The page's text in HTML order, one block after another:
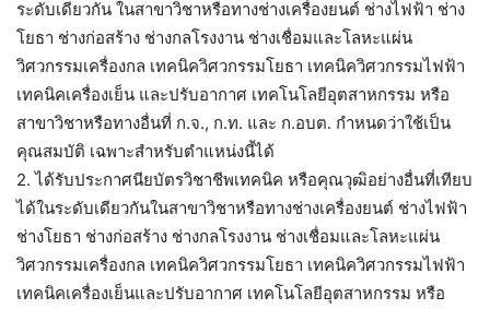
ระดับเดียวกัน ในสาขาวิชาหรือทางช่างเครื่องยนต์ ช่างไฟฟ้า ช่าง
โยธา ช่างก่อสร้าง ช่างกลโรงงาน ช่างเชื่อมและโลหะแผ่น
วิศวกรรมเครื่องกล เทคนิควิศวกรรมโยธา เทคนิควิศวกรรมไฟฟ้า
เทคนิคเครื่องเย็น และปรับอากาศ เทคโนโลยีอุตสาหกรรม หรือ
สาขาวิชาหรือทางอื่นที่ ก.จ., ก.ท. และ ก.อบต. กำหนดว่าใช้เป็น
คุณสมบัติ เฉพาะสำหรับตำแหน่งนี้ได้
2. ได้รับประกาศนียบัตรวิชาชีพเทคนิค หรือคุณวุฒิอย่างอื่นที่เทียบ
ได้ในระดับเดียวกันในสาขาวิชาหรือทางช่างเครื่องยนต์ ช่างไฟฟ้า
ช่างโยธา ช่างก่อสร้าง ช่างกลโรงงาน ช่างเชื่อมและโลหะแผ่น
วิศวกรรมเครื่องกล เทคนิควิศวกรรมโยธา เทคนิควิศวกรรมไฟฟ้า
เทคนิคเครื่องเย็นและปรับอากาศ เทคโนโลยีอุตสาหกรรม หรือ